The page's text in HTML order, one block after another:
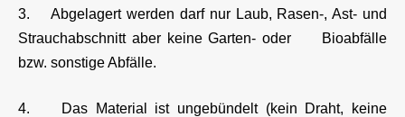
3. Abgelagert werden darf nur Laub, Rasen-, Ast- und
Strauchabschnitt aber keine Garten- oder Bioabfälle
bzw. sonstige Abfälle.
4. Das Material ist ungebündelt (kein Draht, keine